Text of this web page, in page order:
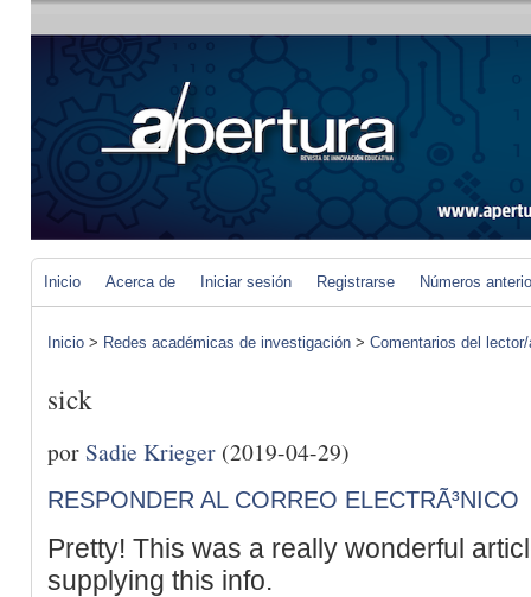
Inicio Acerca de Iniciar sesión Registrarse Números
Inicio > Redes académicas de investigación > Comentarios del lector/
sick
porSadie Krieger (2019-04-29)
RESPONDER AL CORREO ELECTRÃ³NICO
Pretty! This was a really wonderful
supplying this info.